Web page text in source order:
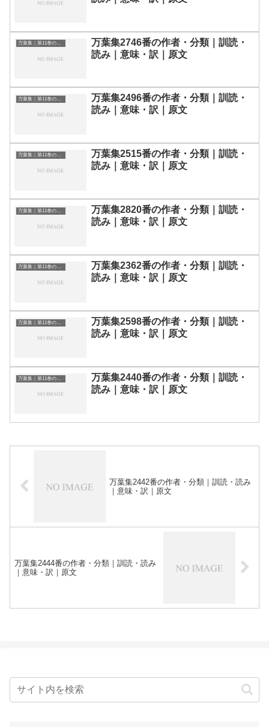
万葉集｜第11巻の和歌一覧
万葉集2746番の作者・分類｜訓読・
読み｜意味・訳｜原文
万葉集｜第11巻の和歌一覧
万葉集2496番の作者・分類｜訓読・
読み｜意味・訳｜原文
万葉集｜第11巻の和歌一覧
万葉集2515番の作者・分類｜訓読・
読み｜意味・訳｜原文
万葉集｜第11巻の和歌一覧
万葉集2820番の作者・分類｜訓読・
読み｜意味・訳｜原文
万葉集｜第11巻の和歌一覧
万葉集2362番の作者・分類｜訓読・
読み｜意味・訳｜原文
万葉集｜第11巻の和歌一覧
万葉集2598番の作者・分類｜訓読・
読み｜意味・訳｜原文
万葉集｜第11巻の和歌一覧
万葉集2440番の作者・分類｜訓読・
読み｜意味・訳｜原文
万葉集2442番の作者・分類｜訓読・読み
｜意味・訳｜原文
万葉集2444番の作者・分類｜訓読・読み
｜意味・訳｜原文